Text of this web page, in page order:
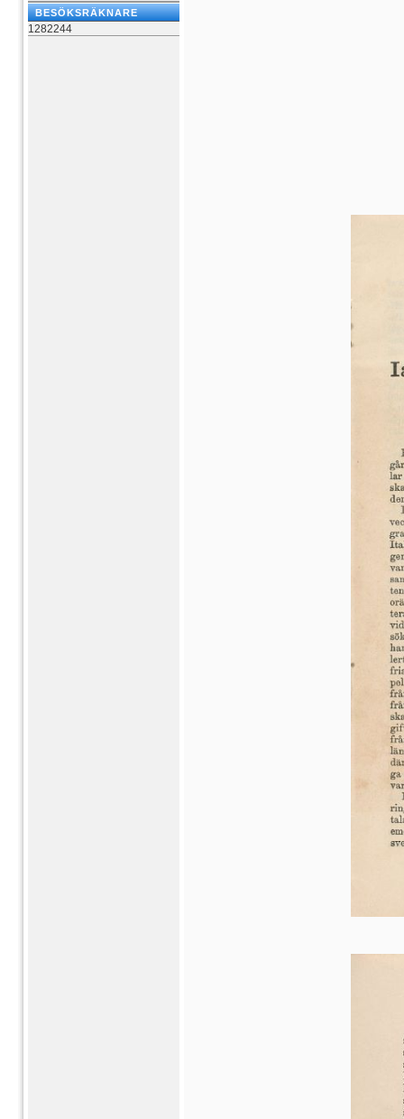
BESÖKSRÄKNARE
1282244